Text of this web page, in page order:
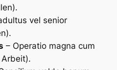
vel senior
– Operatio magna cum